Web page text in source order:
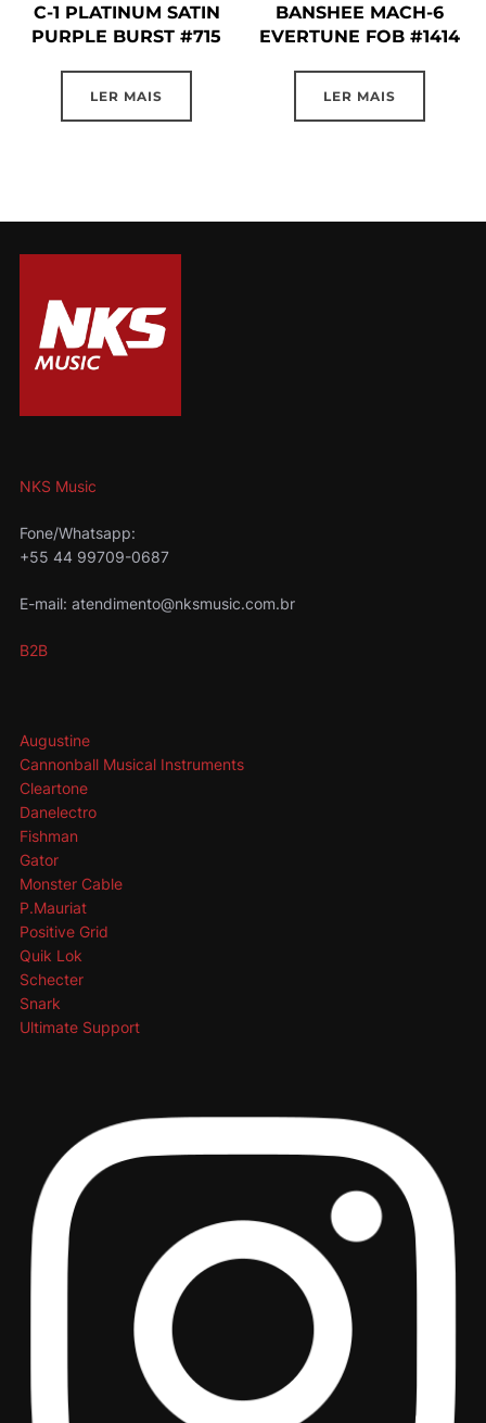
C-1 PLATINUM SATIN
PURPLE BURST #715
LER MAIS
BANSHEE MACH-6
EVERTUNE FOB #1414
LER MAIS
NKS Music
Fone/Whatsapp:
+55 44 99709-0687
E-mail: atendimento@nksmusic.com.br
B2B
Augustine
Cannonball Musical Instruments
Cleartone
Danelectro
Fishman
Gator
Monster Cable
P.Mauriat
Positive Grid
Quik Lok
Schecter
Snark
Ultimate Support